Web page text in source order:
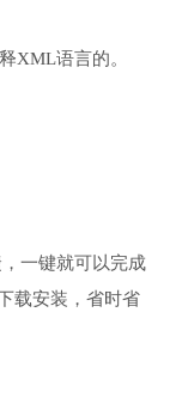
XML语言的。
一键就可以完成
载安装，省时省